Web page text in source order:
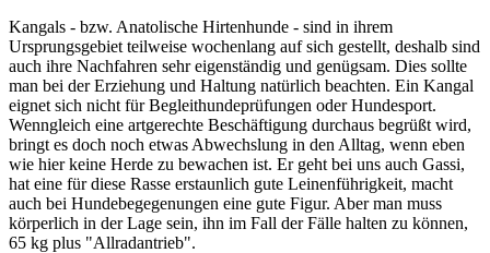
Kangals - bzw. Anatolische Hirtenhunde - sind in ihrem
Ursprungsgebiet teilweise wochenlang auf sich gestellt, deshalb sind
auch ihre Nachfahren sehr eigenständig und genügsam. Dies sollte
man bei der Erziehung und Haltung natürlich beachten. Ein Kangal
eignet sich nicht für Begleithundeprüfungen oder Hundesport.
Wenngleich eine artgerechte Beschäftigung durchaus begrüßt wird,
bringt es doch noch etwas Abwechslung in den Alltag, wenn eben
wie hier keine Herde zu bewachen ist. Er geht bei uns auch Gassi,
hat eine für diese Rasse erstaunlich gute Leinenführigkeit, macht
auch bei Hundebegegenungen eine gute Figur. Aber man muss
körperlich in der Lage sein, ihn im Fall der Fälle halten zu können,
65 kg plus "Allradantrieb".